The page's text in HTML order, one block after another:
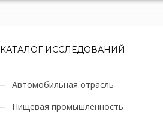
КАТАЛОГ ИССЛЕДОВАНИЙ
Автомобильная отрасль
Пищевая промышленность